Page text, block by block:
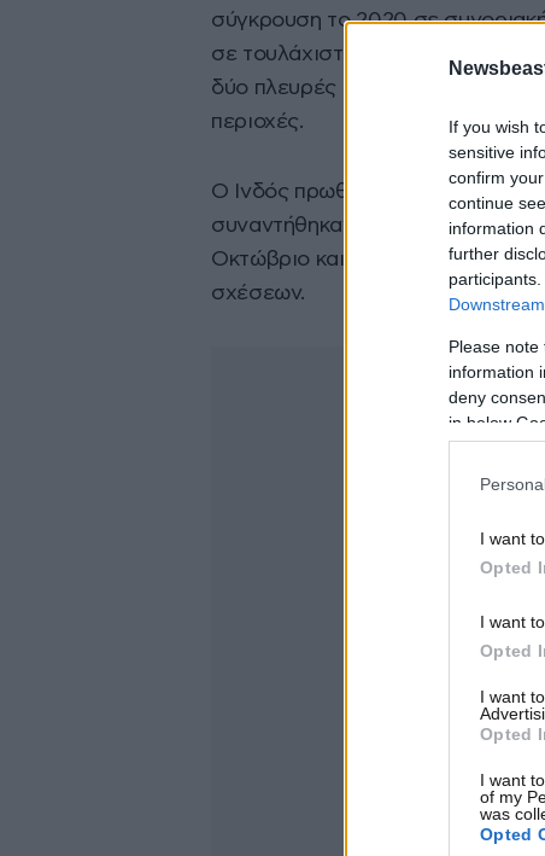
If you wish
sensitive
confirm
continue
information
further
Please
information
deny
in below
I want
Opted
I want
Opted
I want
Opted
I want
of my
was
Opted
σύγκρουση το 2020 σε
σε τουλάχιστον 20 Ινδούς
δύο πλευρές συμφώνησαν να
περιοχές.
Ο Ινδός πρωθυπουργός Ναρέντρα
συναντήθηκαν για πρώτη φορά
Οκτώβριο και συμφώνησαν να
σχέσεων.